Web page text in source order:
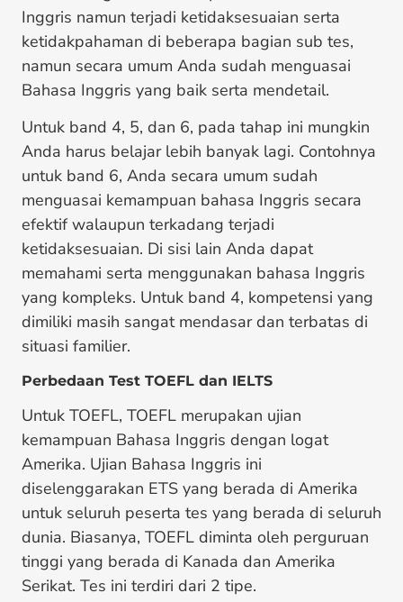
Inggris namun terjadi ketidaksesuaian serta
ketidakpahaman di beberapa bagian sub tes,
namun secara umum Anda sudah menguasai
Bahasa Inggris yang baik serta mendetail.
Untuk band 4, 5, dan 6, pada tahap ini mungkin
Anda harus belajar lebih banyak lagi. Contohnya
untuk band 6, Anda secara umum sudah
menguasai kemampuan bahasa Inggris secara
efektif walaupun terkadang terjadi
ketidaksesuaian. Di sisi lain Anda dapat
memahami serta menggunakan bahasa Inggris
yang kompleks. Untuk band 4, kompetensi yang
dimiliki masih sangat mendasar dan terbatas di
situasi familier.
Perbedaan Test TOEFL dan IELTS
Untuk TOEFL, TOEFL merupakan ujian
kemampuan Bahasa Inggris dengan logat
Amerika. Ujian Bahasa Inggris ini
diselenggarakan ETS yang berada di Amerika
untuk seluruh peserta tes yang berada di seluruh
dunia. Biasanya, TOEFL diminta oleh perguruan
tinggi yang berada di Kanada dan Amerika
Serikat. Tes ini terdiri dari 2 tipe.